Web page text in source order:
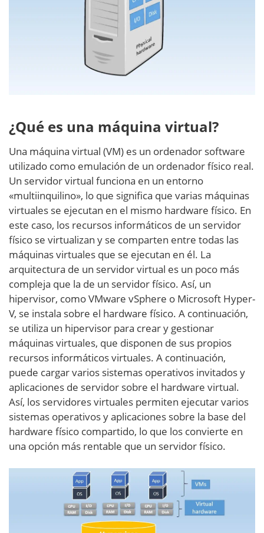
¿Qué es una máquina virtual?
Una máquina virtual (VM) es un ordenador software
utilizado como emulación de un ordenador físico real.
Un servidor virtual funciona en un entorno
«multiinquilino», lo que significa que varias máquinas
virtuales se ejecutan en el mismo hardware físico. En
este caso, los recursos informáticos de un servidor
físico se virtualizan y se comparten entre todas las
máquinas virtuales que se ejecutan en él. La
arquitectura de un servidor virtual es un poco más
compleja que la de un servidor físico. Así, un
hipervisor, como VMware vSphere o Microsoft Hyper-
V, se instala sobre el hardware físico. A continuación,
se utiliza un hipervisor para crear y gestionar
máquinas virtuales, que disponen de sus propios
recursos informáticos virtuales. A continuación,
puede cargar varios sistemas operativos invitados y
aplicaciones de servidor sobre el hardware virtual.
Así, los servidores virtuales permiten ejecutar varios
sistemas operativos y aplicaciones sobre la base del
hardware físico compartido, lo que los convierte en
una opción más rentable que un servidor físico.